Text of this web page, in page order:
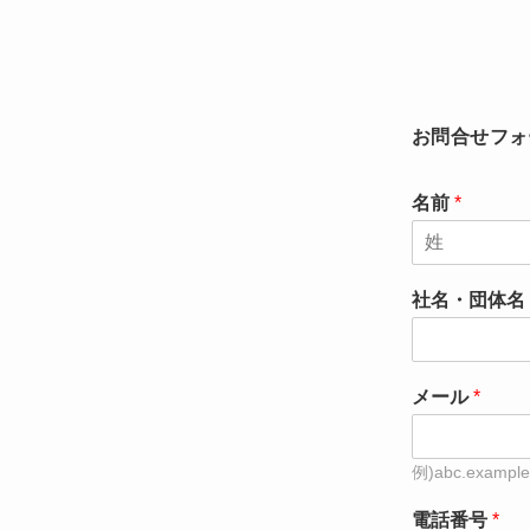
お問合せフ
名前 *
社名・団体名
メール*
電話番号 *